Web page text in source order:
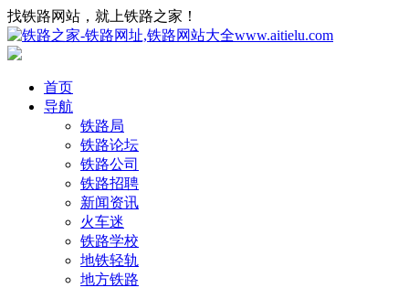
找铁路网站，就上铁路之家！
首页
导航
铁路局
铁路论坛
铁路公司
铁路招聘
新闻资讯
火车迷
铁路学校
地铁轻轨
地方铁路